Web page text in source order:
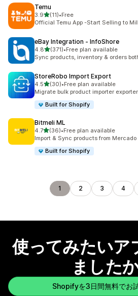
Temu
3.95つ星中
(11)
合計レビュー数：11件
•Free
Official Temu App -Start Selling to
eBay Integration ‑ InfoShore
4.85つ星中
(371)
合計レビュー数：371件
•Free plan available
Sync products, inventory & orders
StoreRobo Import Export
4.55つ星中
(30)
合計レビュー数：30件
•Free plan available
Migrate bulk product importer
Built for Shopify
Bitmeli ML
4.75つ星中
(36)
合計レビュー数：36件
•Free plan available
Import & Sync products from
Built for Shopify
1 2 3 4
使ってみたいア
ました
Shopifyを3日間無料でお